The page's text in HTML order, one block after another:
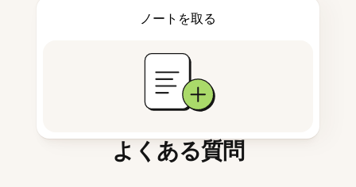
ノートを取る
よくある質問